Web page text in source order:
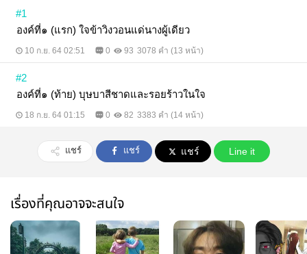
#1
องค์ที่๑ (แรก) ใจข้าวิงวอนแด่นางผู้เดียว
10 ก.ย. 64 02:51 0 93 3078 คำ (13 หน้า)
#2
องค์ที่๑ (ท้าย) บุษบาสีชาดและรอยร้าวในใจ
18 ก.ย. 64 01:15 0 82 3383 คำ (14 หน้า)
แชร์ แชร์ แชร์ Line it
เรื่องที่คุณอาจจะสนใจ